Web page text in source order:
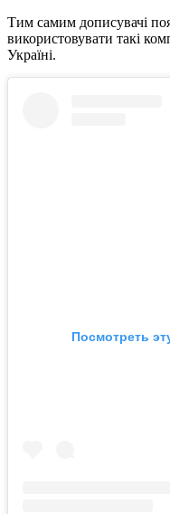
Тим самим дописувачі
використовувати такі
Україні.
Посмотреть